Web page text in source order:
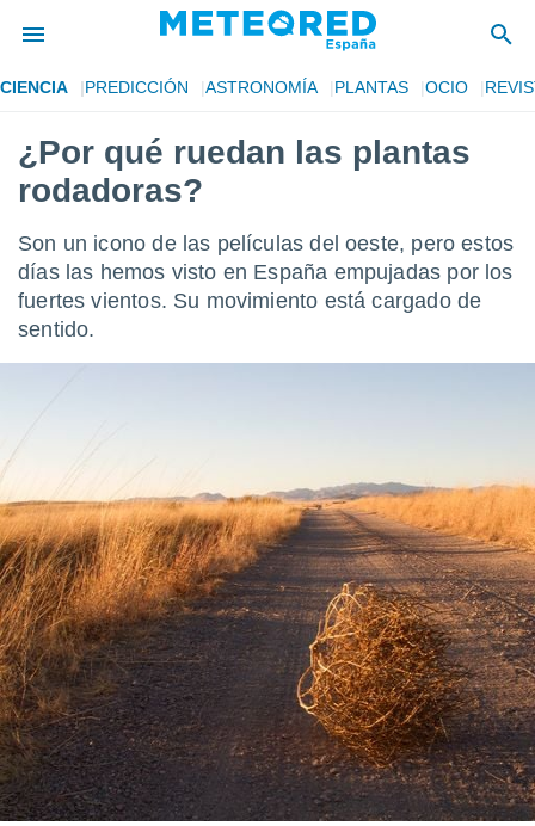
de
por
la
se
calidad.
a este
las
basada
permite
seguir
contenido
coste.
botón
a la
la
ACEPTAR
Y
CONTINUAR
CONFIGURACIÓN
CIENCIA PREDICCIÓN ASTRONOMÍA PLANTAS OCIO
¿Por qué ruedan las plantas
rodadoras?
Son un icono de las películas del oeste, pero estos
días las hemos visto en España empujadas por los
fuertes vientos. Su movimiento está cargado de
sentido.